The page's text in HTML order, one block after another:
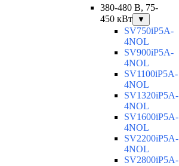
380-480 В, 75-
450 кВт
▼
SV750iP5A-
4NOL
SV900iP5A-
4NOL
SV1100iP5A-
4NOL
SV1320iP5A-
4NOL
SV1600iP5A-
4NOL
SV2200iP5A-
4NOL
SV2800iP5A-